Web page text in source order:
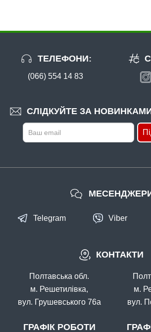
ТЕЛЕФОНИ:
(066) 554 14 83
СЛІДКУЙТЕ ЗА
КОНТАКТИ
Полтавська обл.
м. Решетилівка,
вул. Грушевського 76а
ГРАФІК РОБОТИ
м.
вул.
Telegram Viber